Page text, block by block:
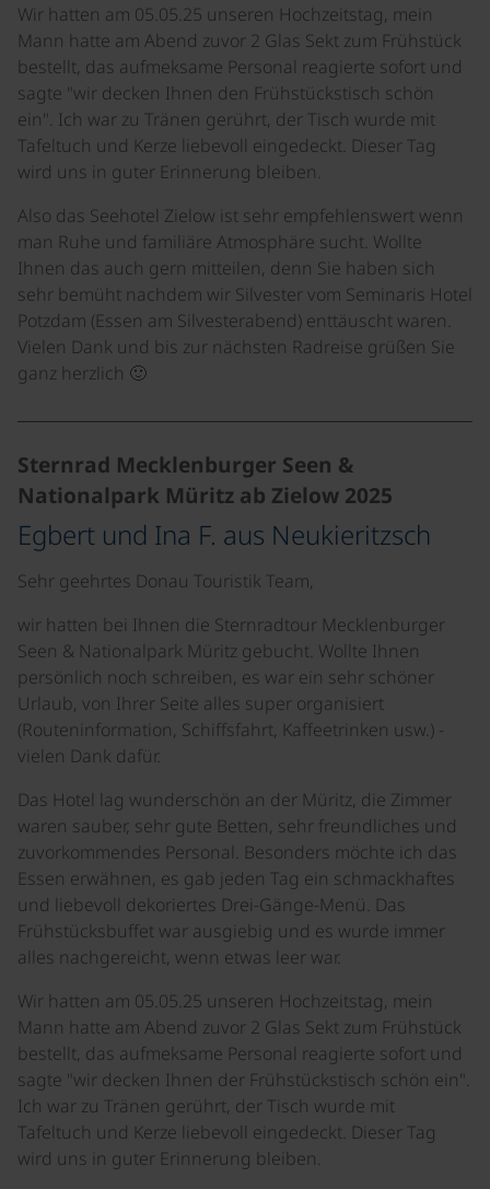
Wir hatten am 05.05.25 unseren Hochzeitstag, mein
Mann hatte am Abend zuvor 2 Glas Sekt zum Frühstück
bestellt, das aufmeksame Personal reagierte sofort und
sagte "wir decken Ihnen den Frühstückstisch schön
ein". Ich war zu Tränen gerührt, der Tisch wurde mit
Tafeltuch und Kerze liebevoll eingedeckt. Dieser Tag
wird uns in guter Erinnerung bleiben.
Also das Seehotel Zielow ist sehr empfehlenswert wenn
man Ruhe und familiäre Atmosphäre sucht. Wollte
Ihnen das auch gern mitteilen, denn Sie haben sich
sehr bemüht nachdem wir Silvester vom Seminaris Hotel
Potzdam (Essen am Silvesterabend) enttäuscht waren.
Vielen Dank und bis zur nächsten Radreise grüßen Sie
ganz herzlich 🙂
Sternrad Mecklenburger Seen &
Nationalpark Müritz ab Zielow 2025
Egbert und Ina F. aus Neukieritzsch
Sehr geehrtes Donau Touristik Team,
wir hatten bei Ihnen die Sternradtour Mecklenburger
Seen & Nationalpark Müritz gebucht. Wollte Ihnen
persönlich noch schreiben, es war ein sehr schöner
Urlaub, von Ihrer Seite alles super organisiert
(Routeninformation, Schiffsfahrt, Kaffeetrinken usw.) -
vielen Dank dafür.
Das Hotel lag wunderschön an der Müritz, die Zimmer
waren sauber, sehr gute Betten, sehr freundliches und
zuvorkommendes Personal. Besonders möchte ich das
Essen erwähnen, es gab jeden Tag ein schmackhaftes
und liebevoll dekoriertes Drei-Gänge-Menü. Das
Frühstücksbuffet war ausgiebig und es wurde immer
alles nachgereicht, wenn etwas leer war.
Wir hatten am 05.05.25 unseren Hochzeitstag, mein
Mann hatte am Abend zuvor 2 Glas Sekt zum Frühstück
bestellt, das aufmeksame Personal reagierte sofort und
sagte "wir decken Ihnen der Frühstückstisch schön ein".
Ich war zu Tränen gerührt, der Tisch wurde mit
Tafeltuch und Kerze liebevoll eingedeckt. Dieser Tag
wird uns in guter Erinnerung bleiben.